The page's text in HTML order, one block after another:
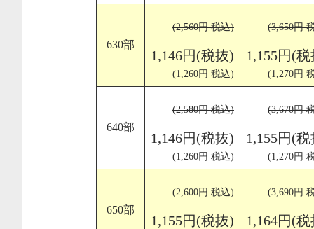
630部
(2,560円 税込)
1,146円(税抜)
(1,260円 税込)
(3,650円
1,155円(
(1,270円
640部
(2,580円 税込)
1,146円(税抜)
(1,260円 税込)
(3,670円
1,155円(
(1,270円
650部
(2,600円 税込)
1,155円(税抜)
(3,690円
1,164円(